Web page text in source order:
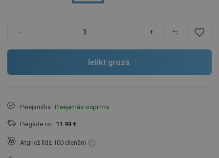
- + favorite_border
Ielikt grozā
Pieejamība: Pieejamās vispirms
Piegāde no: 11.99 €
Atgriež līdz 100 dienām